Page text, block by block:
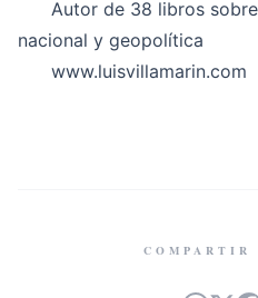
Autor de 38 libros sobre
nacional y geopolítica
www.luisvillamarin.com
COMPARTIR